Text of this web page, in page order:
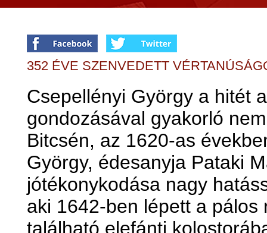
352 ÉVE SZENVEDETT
Csepellényi György a hitét
gondozásával gyakorló
Bitcsén, az 1620-as
György, édesanyja Pataki
jótékonykodása nagy
aki 1642-ben lépett a pálos
található elefánti